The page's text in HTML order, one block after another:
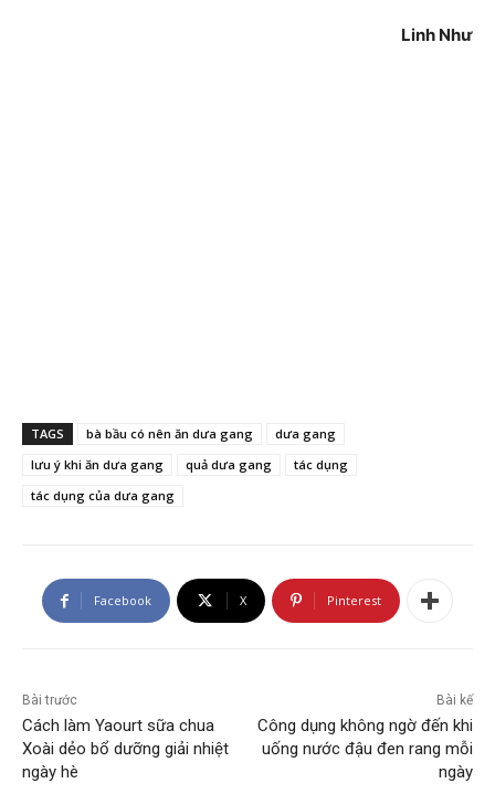
Linh Như
TAGS bà bầu có nên ăn dưa gang
dưa gang
lưu ý khi ăn dưa gang
quả dưa gang
tác dụng
tác dụng của dưa gang
Facebook X Pinterest
Bài trước
Cách làm Yaourt sữa chua
Xoài dẻo bổ dưỡng giải nhiệt
ngày hè
Bài kế
Công dụng không ngờ đến khi
uống nước đậu đen rang mỗi
ngày